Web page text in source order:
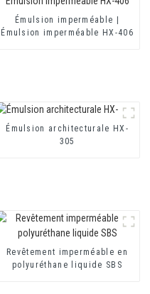
Émulsion imperméable |
Émulsion imperméable HX-406
Émulsion architecturale HX-
305
Revêtement imperméable en
polyuréthane liquide SBS